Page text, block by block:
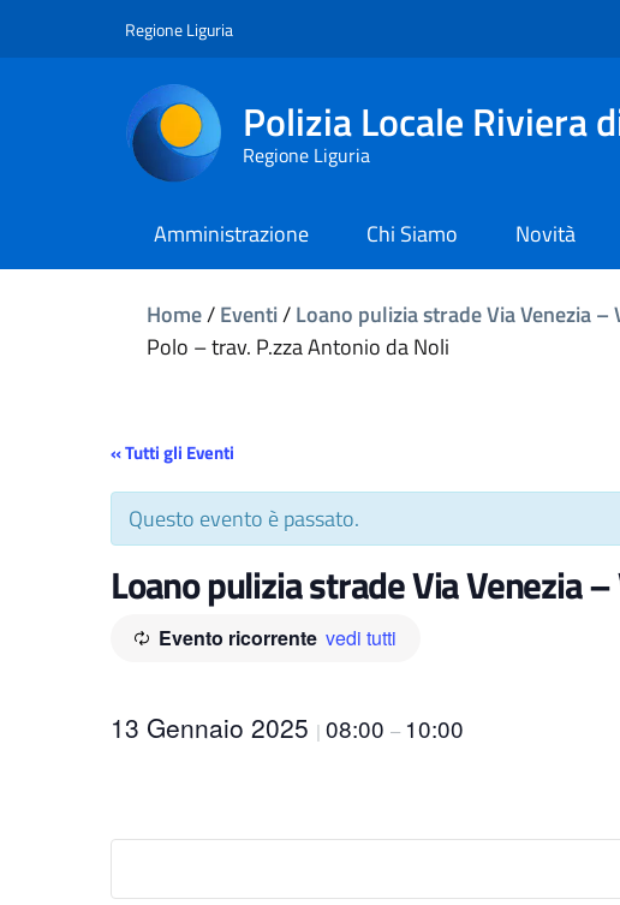
Regione Liguria
Polizia Locale Riviera
Regione Liguria
Amministrazione Chi Siamo Novità
Home/Eventi/Loano pulizia strade Via Venezia
Polo – trav. P.zza Antonio da Noli
« Tutti gli Eventi
Questo evento è passato.
Loano pulizia strade Via Venezia
Evento ricorrente vedi tutti
13 Gennaio 2025 | 08:00 – 10:00